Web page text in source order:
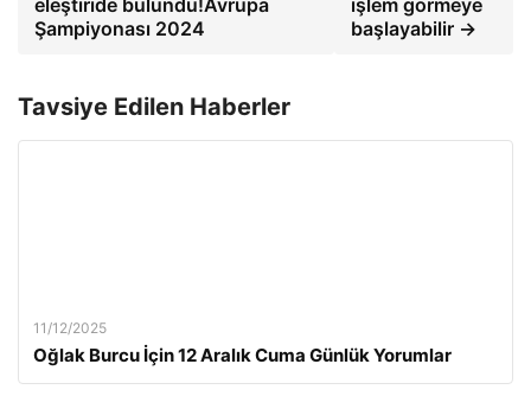
Şampiyonası 2024
başlayabilir →
Tavsiye Edilen Haberler
11/12/2025
Oğlak Burcu İçin 12 Aralık Cuma Günlük Yorumlar